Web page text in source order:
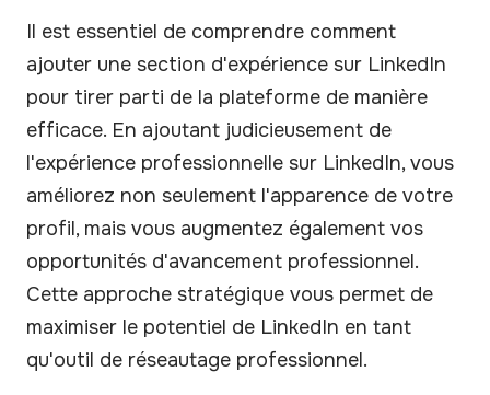
Il est essentiel de comprendre comment
ajouter une section d'expérience sur LinkedIn
pour tirer parti de la plateforme de manière
efficace. En ajoutant judicieusement de
l'expérience professionnelle sur LinkedIn, vous
améliorez non seulement l'apparence de votre
profil, mais vous augmentez également vos
opportunités d'avancement professionnel.
Cette approche stratégique vous permet de
maximiser le potentiel de LinkedIn en tant
qu'outil de réseautage professionnel.